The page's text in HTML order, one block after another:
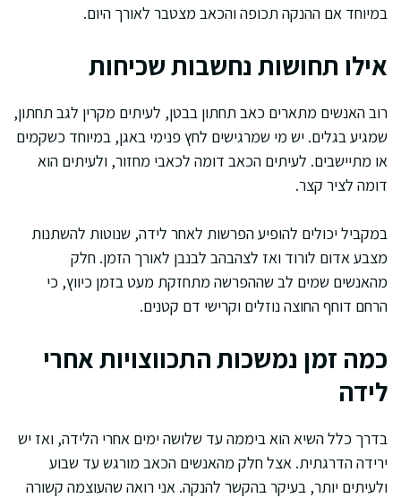
במיוחד אם ההנקה תכופה והכאב מצטבר לאורך היום.
אילו תחושות נחשבות שכיחות
רוב האנשים מתארים כאב תחתון בבטן, לעיתים מקרין לגב תחתון,
שמגיע בגלים. יש מי שמרגישים לחץ פנימי באגן, במיוחד כשקמים
או מתיישבים. לעיתים הכאב דומה לכאבי מחזור, ולעיתים הוא
דומה לציר קצר.
במקביל יכולים להופיע הפרשות לאחר לידה, שנוטות להשתנות
מצבע אדום לורוד ואז לצהבהב לבנבן לאורך הזמן. חלק
מהאנשים שמים לב שההפרשה מתחזקת מעט בזמן כיווץ, כי
הרחם דוחף החוצה נוזלים וקרישי דם קטנים.
כמה זמן נמשכות התכווצויות אחרי
לידה
בדרך כלל השיא הוא ביממה עד שלושה ימים אחרי הלידה, ואז יש
ירידה הדרגתית. אצל חלק מהאנשים הכאב מורגש עד שבוע
ולעיתים יותר, בעיקר בהקשר להנקה. אני רואה שהעוצמה קשורה